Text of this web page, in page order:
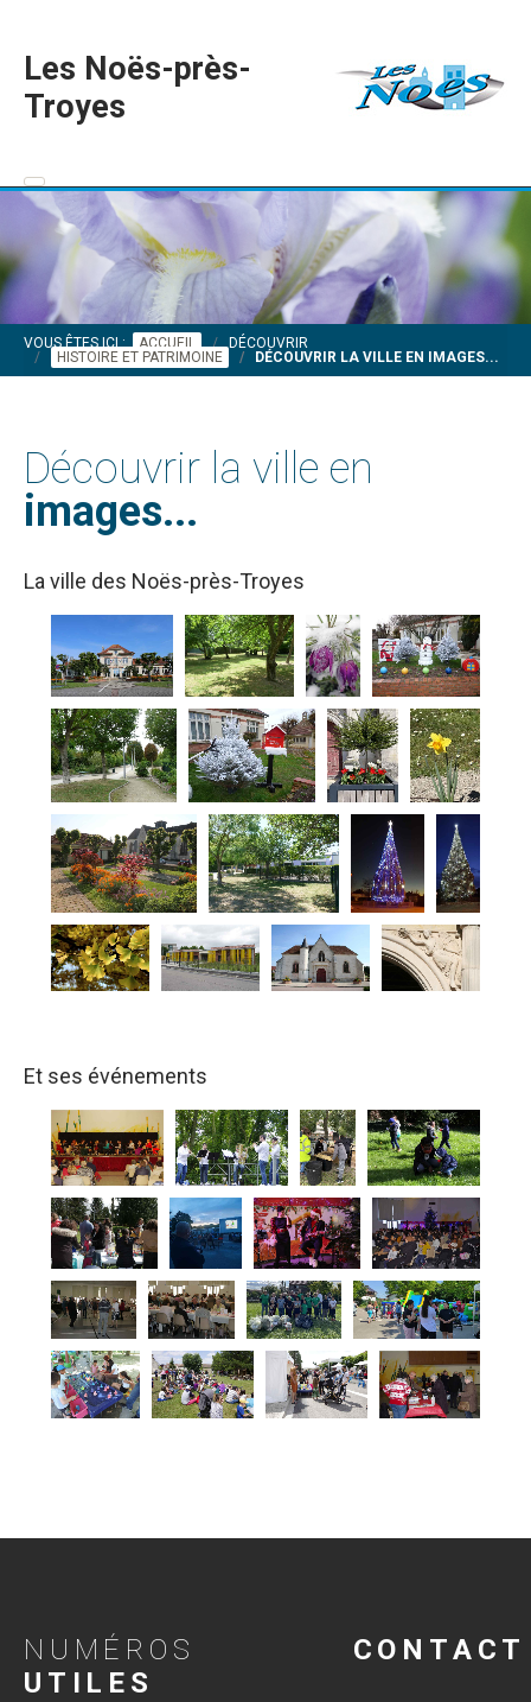
Les Noës-près-
Troyes
VOUS ÊTES ICI : ACCUEIL
DÉCOUVRIR
HISTOIRE ET PATRIMOINE
DÉCOUVRIR LA VILLE EN IMAGES...
Découvrir la ville en
images...
La ville des Noës-près-Troyes
Et ses événements
NUMÉROS
UTILES
CONTACT